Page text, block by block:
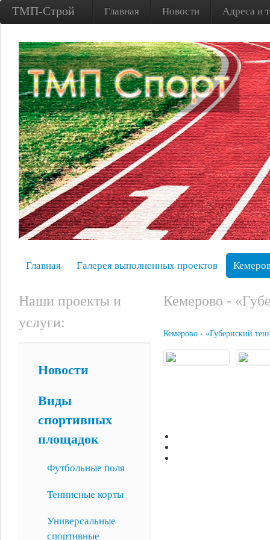
ТМП-Строй Главная Новости Адреса и
Главная Галерея выполненных проектов
Наши проекты и
услуги:
Новости
Виды
спортивных
площадок
Футбольные поля
Теннисные корты
Универсальные
спортивные
Кемерово -
Кемерово - «Губернский